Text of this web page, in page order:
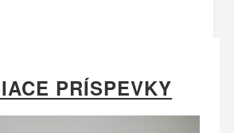
PRÍSPEVKY